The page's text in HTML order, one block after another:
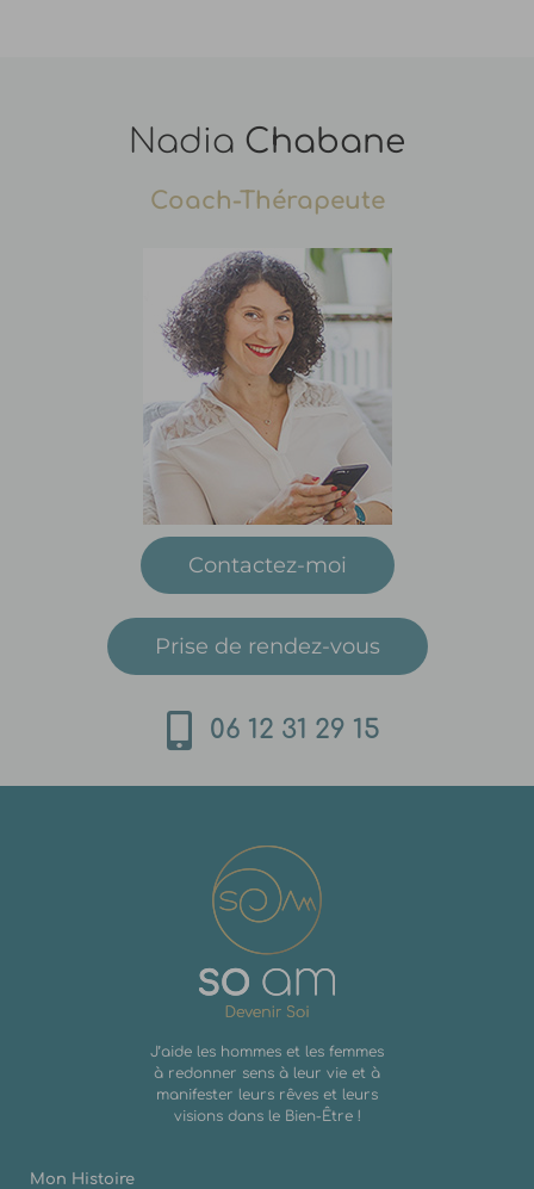
Nadia Chabane
Coach-Thérapeute
Contactez-moi
Prise de rendez-vous
06 12 31 29 15
J’aide les hommes et les femmes
à redonner sens à leur vie et à
manifester leurs rêves et leurs
visions dans le Bien-Être !
Mon Histoire